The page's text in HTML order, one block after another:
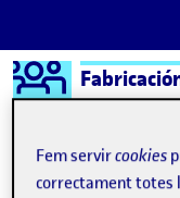
Saltar al contingut
Logo Ágora
Fem servircookies
correctament totes